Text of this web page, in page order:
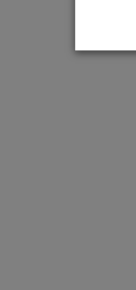
Art Marker